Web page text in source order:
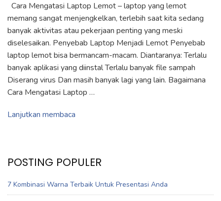
Cara Mengatasi Laptop Lemot – laptop yang lemot
memang sangat menjengkelkan, terlebih saat kita sedang
banyak aktivitas atau pekerjaan penting yang meski
diselesaikan. Penyebab Laptop Menjadi Lemot Penyebab
laptop lemot bisa bermancam-macam. Diantaranya: Terlalu
banyak aplikasi yang diinstal Terlalu banyak file sampah
Diserang virus Dan masih banyak lagi yang lain. Bagaimana
Cara Mengatasi Laptop …
Lanjutkan membaca
POSTING POPULER
7 Kombinasi Warna Terbaik Untuk Presentasi Anda